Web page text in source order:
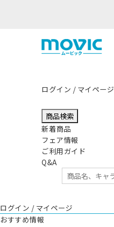
ログイン / マイページ
商品検索
新着商品
フェア情報
ご利用ガイド
Q&A
ログイン / マイページ
おすすめ情報